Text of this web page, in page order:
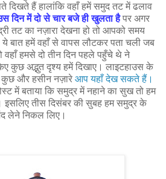
दिखते हैं हालांकि वहाँ हमें समुद तट में ढलाव
दिन में दो से चार बजे ही खुलता हैपर अगर
तट का नज़ारा देखना हो तो आपको समय
ये बात हमें वहाँ से वापस लौटकर पता चली जब
वहाँ हमसे दो तीन दिन पहले पहुँचे थे ने
कुछ अद्भुत दृश्य हमेंदिखाए। लाइटहाउस के
और हसीन नज़ारे आप यहाँ देख सकते हैं।
में बताया कि समुद्र में नहाने का सुख तो हम
तीस दिसंबर की सुबह हम समुद्र के
लेने निकल लिए।